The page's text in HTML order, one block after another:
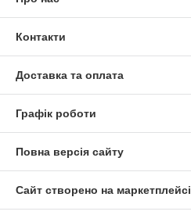
Контакти
Доставка та оплата
Графік роботи
Повна версія сайту
Сайт створено на маркетплейсі